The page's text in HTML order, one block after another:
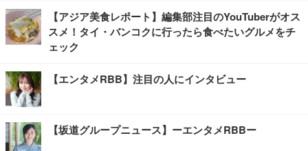
【アジア美食レポート】編集部注目のYouTuberがオス
スメ！タイ・バンコクに行ったら食べたいグルメをチ
ェック
【エンタメRBB】注目の人にインタビュー
【坂道グループニュース】ーエンタメRBBー